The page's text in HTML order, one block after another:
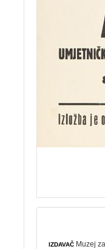
IZDAVAČ Muzej